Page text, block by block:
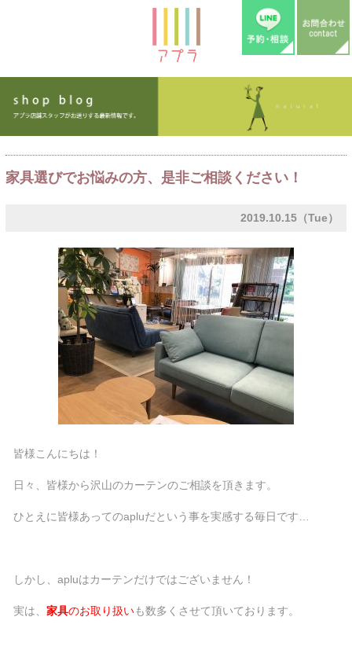
家具選びでお悩みの方、是非ご相談ください！
2019.10.15（Tue）
皆様こんにちは！
日々、皆様から沢山のカーテンのご相談を頂きます。
ひとえに皆様あってのapluだという事を実感する毎日です…
しかし、apluはカーテンだけではございません！
実は、 家具のお取り扱いも数多くさせて頂いております。